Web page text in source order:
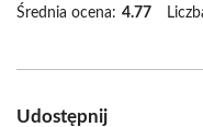
Średnia ocena: 4.77
Udostępnij